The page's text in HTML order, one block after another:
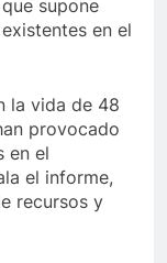
supone
en el
la vida de 48
provocado
en el
el informe,
recursos y